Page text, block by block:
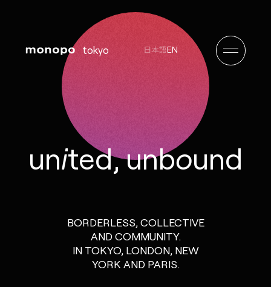
tokyo 日本語EN
united,unbound
BORDERLESS, COLLECTIVE
ANDCOMMUNITY.
IN TOKYO, LONDON, NEW
YORK AND PARIS.